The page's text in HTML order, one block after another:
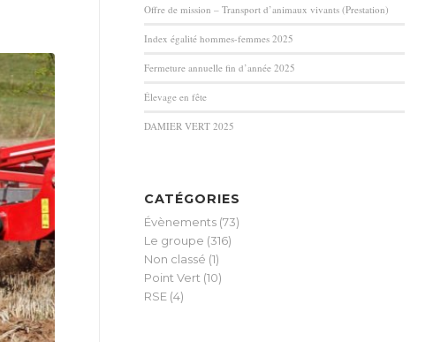
Offre de mission – Transport d’animaux vivants (Prestation)
Index égalité hommes-femmes 2025
Fermeture annuelle fin d’année 2025
Élevage en fête
DAMIER VERT 2025
CATÉGORIES
Évènements (73)
Le groupe (316)
Non classé (1)
Point Vert (10)
RSE (4)